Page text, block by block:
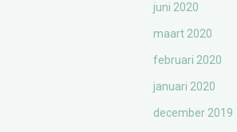
juni 2020
maart 2020
februari 2020
januari 2020
december 2019